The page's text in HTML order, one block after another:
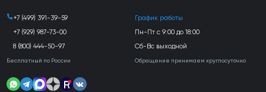
+7 (499) 391-39-59
+7 (929) 987-73-00
8 (800) 444-50-97
Бесплатный по России
График работы
Пн-Пт с 9:00 до 18:00
Сб-Вс выходной
Обращение принимаем круглосуточно